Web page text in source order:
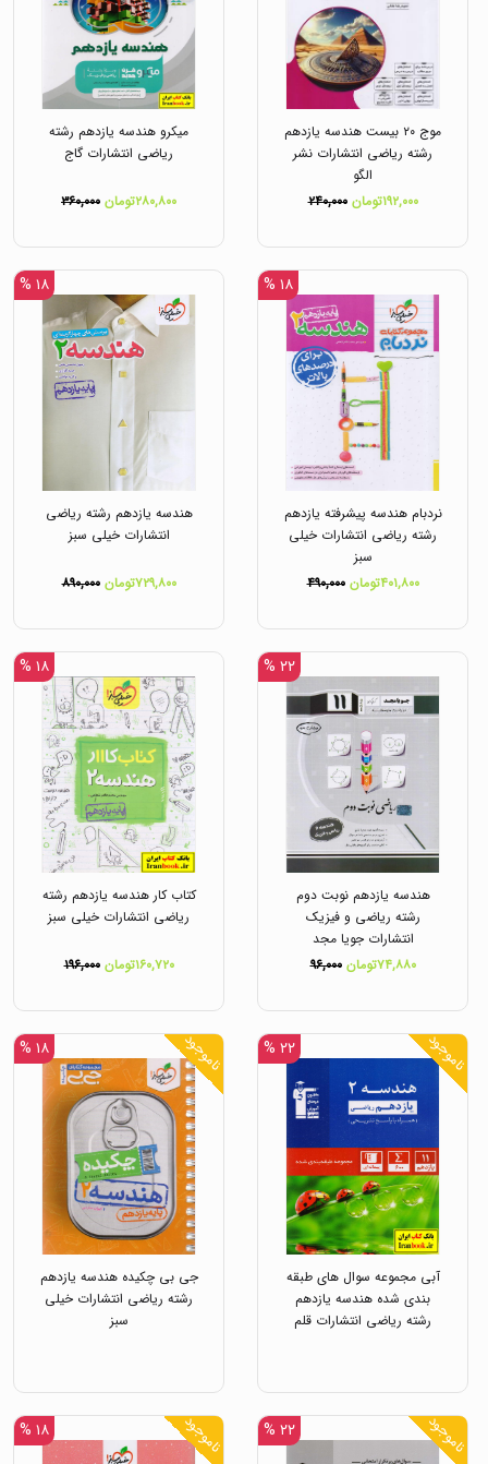
موج ۲۰ بیست هندسه یازدهم
رشته ریاضی انتشارات نشر
الگو
۱۹۲,۰۰۰تومان
۲۴۰,۰۰۰
میکرو هندسه یازدهم رشته
ریاضی انتشارات گاج
۲۸۰,۸۰۰تومان ۳۶۰,۰۰۰
۱۸ %
نردبام هندسه پیشرفته یازدهم
رشته ریاضی انتشارات خیلی
سبز
۴۰۱,۸۰۰تومان
۴۹۰,۰۰۰
۱۸ %
هندسه یازدهم رشته ریاضی
انتشارات خیلی سبز
۷۲۹,۸۰۰تومان ۸۹۰,۰۰۰
۲۲ %
هندسه یازدهم نوبت دوم
رشته ریاضی و فیزیک
انتشارات جویا مجد
۷۴,۸۸۰تومان
۹۶,۰۰۰
۱۸ %
کتاب کار هندسه یازدهم رشته
ریاضی انتشارات خیلی سبز
۱۶۰,۷۲۰تومان ۱۹۶,۰۰۰
ناموجود ۲۲ %
آبی مجموعه سوال های طبقه
بندی شده هندسه یازدهم
رشته ریاضی انتشارات قلم
ناموجود ۱۸ %
جی بی چکیده هندسه یازدهم
رشته ریاضی انتشارات خیلی
سبز
ناموجود ۲۲ % ناموجود ۱۸ %